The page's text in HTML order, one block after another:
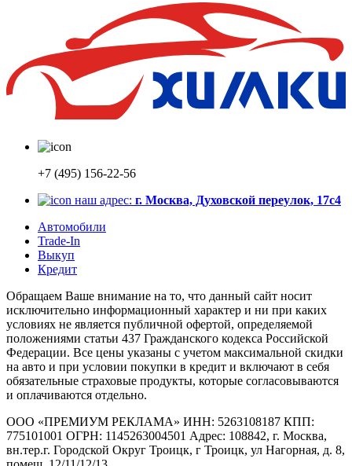
+7 (495) 156-22-56
наш адрес: г. Москва, Духовской переулок, 17с4
Автомобили
Trade-In
Выкуп
Кредит
Обращаем Ваше внимание на то, что данный сайт носит
исключительно информационный характер и ни при каких
условиях не является публичной офертой, определяемой
положениями статьи 437 Гражданского кодекса Российской
Федерации. Все цены указаны с учетом максимальной скидки
на авто и при условии покупки в кредит и включают в себя
обязательные страховые продукты, которые согласовываются
и оплачиваются отдельно.
ООО «ПРЕМИУМ РЕКЛАМА» ИНН: 5263108187 КПП:
775101001 ОГРН: 1145263004501 Адрес: 108842, г. Москва,
вн.тер.г. Городской Округ Троицк, г Троицк, ул Нагорная, д. 8,